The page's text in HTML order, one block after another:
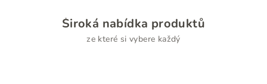
Široká nabídka produktů
ze které si vybere každý